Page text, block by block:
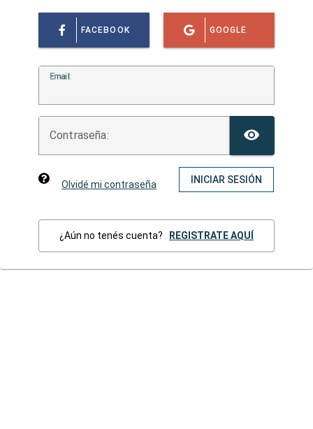
FACEBOOK GOOGLE
Email:
Contraseña:
Olvidé mi contraseña INICIAR SESIÓN
¿Aún no tenés cuenta? REGISTRATE AQUÍ